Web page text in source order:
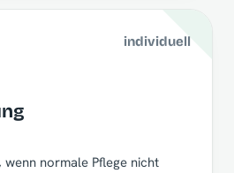
individuell
wenn normale Pflege nicht